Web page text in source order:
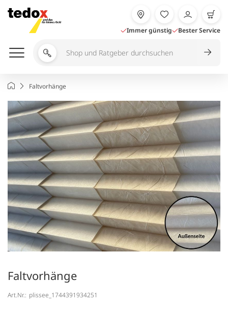
Inhalt
springen
Immer günstig Bester Service
Shop
durchsuchen
StartseiteFaltvorhänge
Faltvorhänge
Art.Nr.: plissee_1744391934251